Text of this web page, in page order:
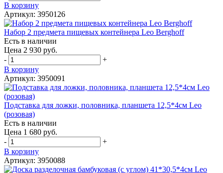
В корзину
Артикул: 3950126
Набор 2 предмета пищевых контейнера Leo Berghoff
Есть в наличии
Цена 2 930 руб.
-
+
В корзину
Артикул: 3950091
Подставка для ложки, половника, планшета 12,5*4см Leo
(розовая)
Есть в наличии
Цена 1 680 руб.
-
+
В корзину
Артикул: 3950088